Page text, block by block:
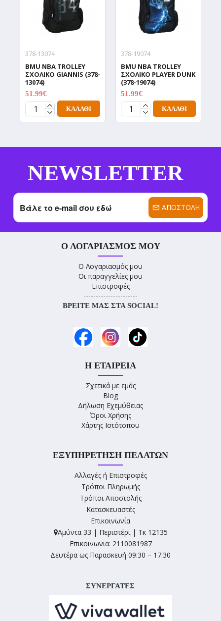
378-13074
BMU NBA TROLLEY
ΣΧΟΛΙΚΟ GIANNIS (378-
13074)
51.99€
ΚΑΛΆΘΙ
378-19074
BMU NBA TROLLEY
ΣΧΟΛΙΚΟ PLAYER DUNK
(378-19074)
51.99€
ΚΑΛΆΘΙ
NEWSLETTER
ΑΠΟΣΤΟΛΉ
Ο ΛΟΓΑΡΙΑΣΜΌΣ ΜΟΥ
Ο Λογαριασμός μου
Οι παραγγελίες μου
Επιστροφές
----------------------
ΒΡΕΊΤΕ ΜΑΣ ΣΤΑ SOCIAL!
Η ΕΤΑΙΡΕΊΑ
Σχετικά με εμάς
Blog
Δήλωση Εχεμύθειας
Όροι Χρήσης
Χάρτης Ιστότοπου
ΕΞΥΠΗΡΈΤΗΣΗ ΠΕΛΑΤΏΝ
Αλλαγές ή Επιστροφές
Τρόποι Πληρωμής
Τρόποι Αποστολής
Κατασκευαστές
Επικοινωνία
Αμύντα 33 | Περιστέρι | Τκ 12135
Επικοινωνια: 2110081987
Δευτέρα ως Παρασκευή 09:30 – 17:30
ΣΥΝΕΡΓΑΤΕΣ